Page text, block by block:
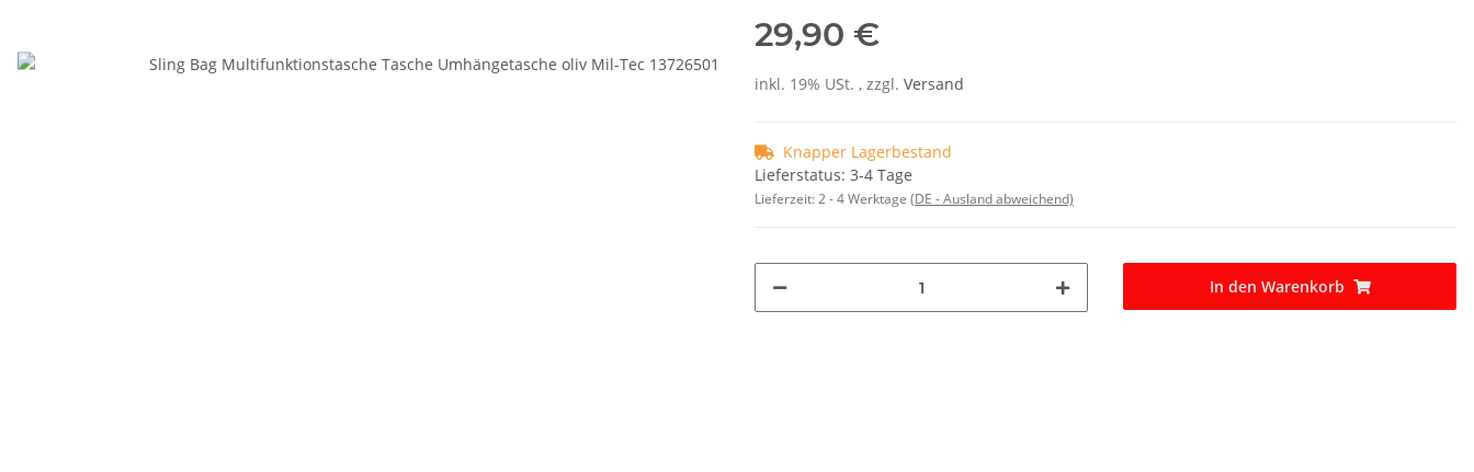
29,90 €
inkl. 19% USt. , zzgl. Versand
Knapper Lagerbestand
Lieferstatus: 3-4 Tage
Lieferzeit:2 - 4 Werktage (DE - Ausland abweichend)
In den Warenkorb